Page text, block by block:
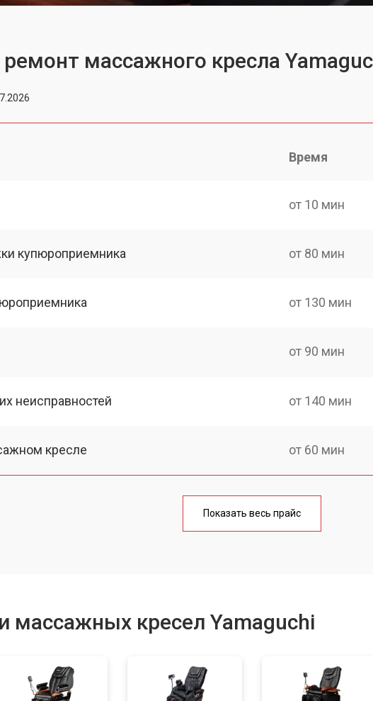
массажного кресла
Время
от 10 мин
купюроприемника от 80 мин
от 130 мин
от 90 мин
неисправностей от 140 мин
кресле от 60 мин
от 150 мин
от 100 мин
Показать весь прайс
массажных кресел Yamaguchi